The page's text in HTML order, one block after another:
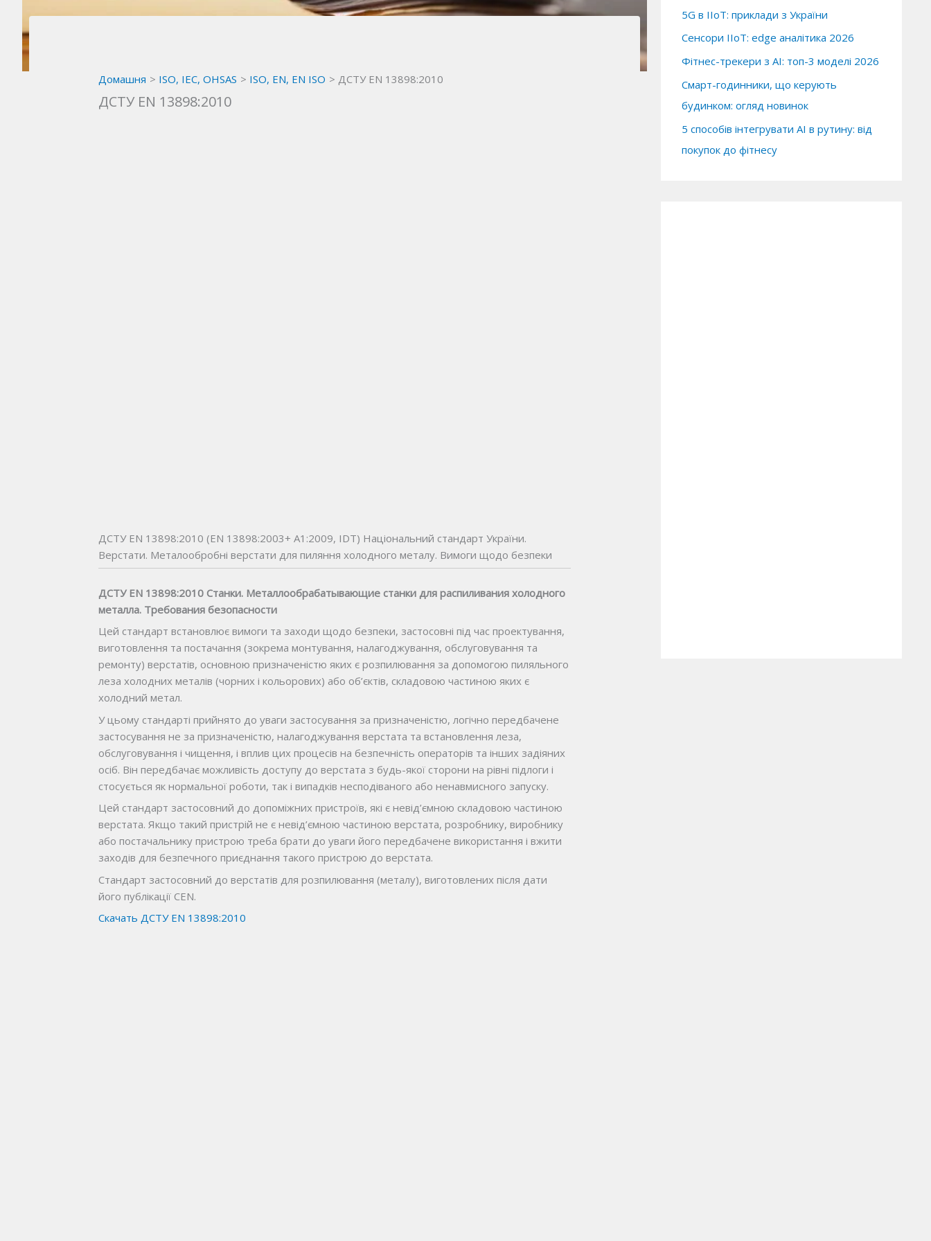
Домашня ISO, IEC, OHSAS ISO, EN, EN ISO ДСТУ EN 13898:2010
ДСТУ EN 13898:2010
ДСТУ EN 13898:2010 (EN 13898:2003+ А1:2009, IDT) Національний стандарт України.
Верстати. Металообробні верстати для пиляння холодного металу. Вимоги щодо безпеки
ДСТУ EN 13898:2010 Станки. Металлообрабатывающие станки для распиливания холодного
металла. Требования безопасности
Цей стандарт встановлює вимоги та заходи щодо безпеки, застосовні під час проектування,
виготовлення та постачання (зокрема монтування, налагоджування, обслуговування та
ремонту) верстатів, основною призначеністю яких є розпилювання за допомогою пиляльного
леза холодних металів (чорних і кольорових) або об’єктів, складовою частиною яких є
холодний метал.
У цьому стандарті прийнято до уваги застосування за призначеністю, логічно передбачене
застосування не за призначеністю, налагоджування верстата та встановлення леза,
обслуговування і чищення, і вплив цих процесів на безпечність операторів та інших задіяних
осіб. Він передбачає можливість доступу до верстата з будь-якої сторони на рівні підлоги і
стосується як нормальної роботи, так і випадків несподіваного або ненавмисного запуску.
Цей стандарт застосовний до допоміжних пристроїв, які є невід’ємною складовою частиною
верстата. Якщо такий пристрій не є невід’ємною частиною верстата, розробнику, виробнику
або постачальнику пристрою треба брати до уваги його передбачене використання і вжити
заходів для безпечного приєднання такого пристрою до верстата.
Стандарт застосовний до верстатів для розпилювання (металу), виготовлених після дати
його публікації CEN.
Скачать ДСТУ EN 13898:2010
5G в IIoT: приклади з України
Сенсори IIoT: edge аналітика 2026
Фітнес-трекери з AI: топ-3 моделі 2026
Смарт-годинники, що керують
будинком: огляд новинок
5 способів інтегрувати AI в рутину: від
покупок до фітнесу